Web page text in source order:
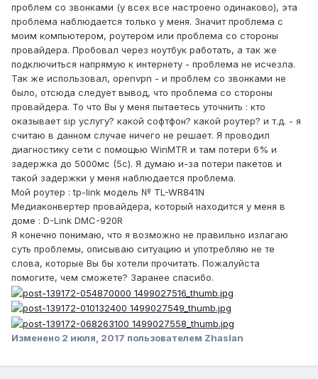
проблем со звонками (у всех все настроено одинаково), эта
проблема наблюдается только у меня. Значит проблема с
моим компьютером, роутером или проблема со стороны
провайдера. Пробовал через ноутбук работать, а так же
подключиться напрямую к интернету - проблема не исчезла.
Так же использовал, openvpn - и проблем со звонками не
было, отсюда следует вывод, что проблема со стороны
провайдера. То что Вы у меня пытаетесь уточнить : кто
оказывает sip услугу? какой софтфон? какой роутер? и т.д. - я
считаю в данном случае ничего не решает. Я проводил
диагностику сети с помощью WinMTR и там потери 6% и
задержка до 5000мс (5с). Я думаю и-за потери пакетов и
такой задержки у меня наблюдается проблема.
Мой роутер : tp-link модель № TL-WR841N
Медиаконвертер провайдера, который находится у меня в
доме : D-Link DMC-920R
Я конечно понимаю, что я возможно не правильно излагаю
суть проблемы, описываю ситуацию и употребляю не те
слова, которые Вы бы хотели прочитать. Пожалуйста
помогите, чем сможете? Заранее спасибо.
Изменено 2 июля, 2017 пользователем Zhaslan